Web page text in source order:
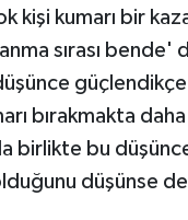
kumarı bir
sırası bende'
bırakmakta
birlikte bu
düşünse